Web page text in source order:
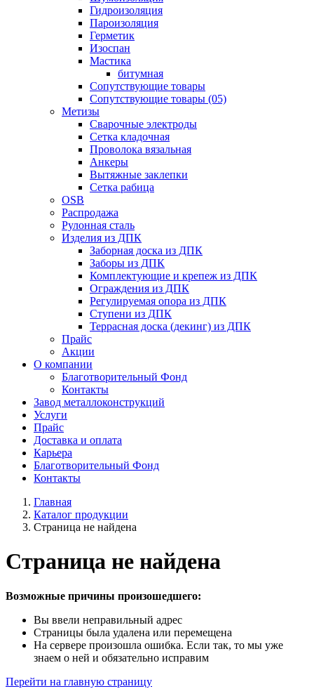
Гидроизоляция
Пароизоляция
Герметик
Изоспан
Мастика
битумная
Сопутствующие товары
Сопутствующие товары (05)
Метизы
Сварочные электроды
Сетка кладочная
Проволока вязальная
Анкеры
Вытяжные заклепки
Сетка рабица
OSB
Распродажа
Рулонная сталь
Изделия из ДПК
Заборная доска из ДПК
Заборы из ДПК
Комплектующие и крепеж из ДПК
Ограждения из ДПК
Регулируемая опора из ДПК
Ступени из ДПК
Террасная доска (декинг) из ДПК
Прайс
Акции
О компании
Благотворительный Фонд
Контакты
Завод металлоконструкций
Услуги
Прайс
Доставка и оплата
Карьера
Благотворительный Фонд
Контакты
Главная
Каталог продукции
Страница не найдена
Страница не найдена
Возможные причины произошедшего:
Вы ввели неправильный адрес
Страницы была удалена или перемещена
На сервере произошла ошибка. Если так, то мы уже
знаем о ней и обязательно исправим
Перейти на главную страницу